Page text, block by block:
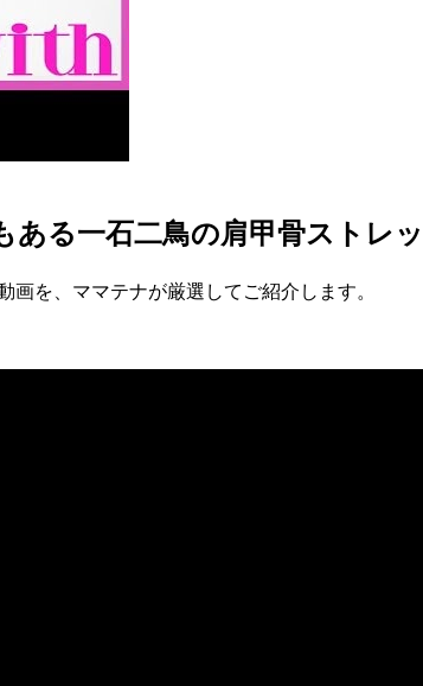
る一石二鳥の肩甲骨ストレ
を、ママテナが厳選してご紹介します。